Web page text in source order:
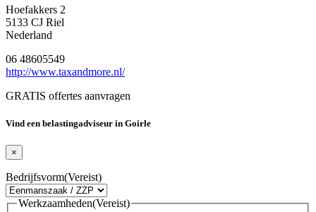
Hoefakkers 2
5133 CJ Riel
Nederland
06 48605549
http://www.taxandmore.nl/
GRATIS offertes aanvragen
Vind een belastingadviseur in Goirle
×
Bedrijfsvorm(Vereist)
Werkzaamheden(Vereist)